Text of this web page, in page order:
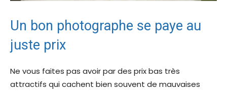
Un bon photographe se paye au
juste prix
Ne vous faites pas avoir par des prix bas très
attractifs qui cachent bien souvent de mauvaises